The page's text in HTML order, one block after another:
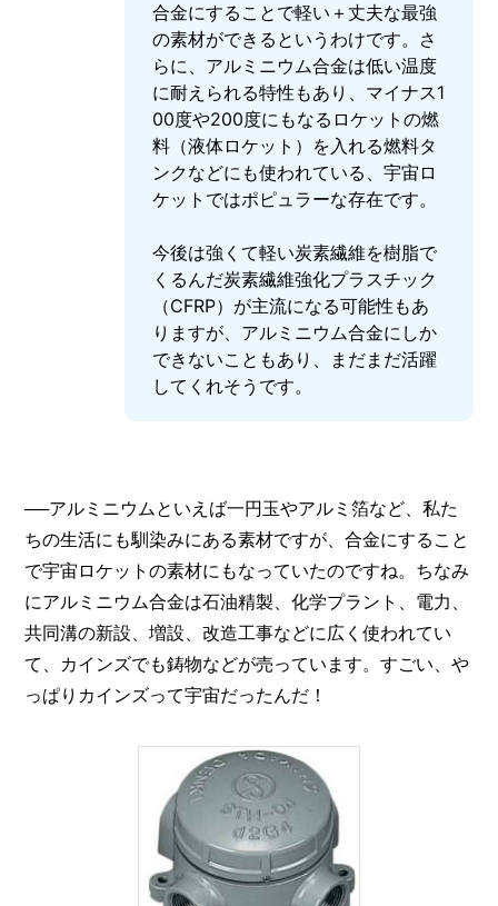
合金にすることで軽い＋丈夫な最強
の素材ができるというわけです。さ
らに、アルミニウム合金は低い温度
に耐えられる特性もあり、マイナス1
00度や200度にもなるロケットの燃
料（液体ロケット）を入れる燃料タ
ンクなどにも使われている、宇宙ロ
ケットではポピュラーな存在です。
今後は強くて軽い炭素繊維を樹脂で
くるんだ炭素繊維強化プラスチック
（CFRP）が主流になる可能性もあ
りますが、アルミニウム合金にしか
できないこともあり、まだまだ活躍
してくれそうです。
──アルミニウムといえば一円玉やアルミ箔など、私た
ちの生活にも馴染みにある素材ですが、合金にすること
で宇宙ロケットの素材にもなっていたのですね。ちなみ
にアルミニウム合金は石油精製、化学プラント、電力、
共同溝の新設、増設、改造工事などに広く使われてい
て、カインズでも鋳物などが売っています。すごい、や
っぱりカインズって宇宙だったんだ！